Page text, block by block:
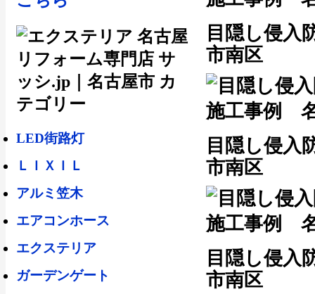
目隠し侵
市南区
目隠し侵
市南区
目隠し侵
市南区
LED街路灯
ＬＩＸＩＬ
アルミ笠木
エアコンホース
エクステリア
ガーデンゲート